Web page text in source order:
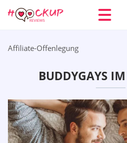
Affiliate-Offenlegung
BUDDYGAYS